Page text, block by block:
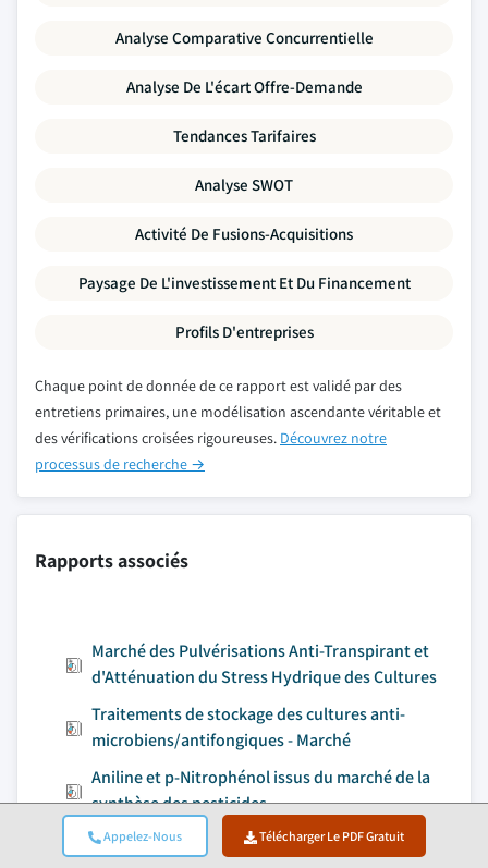
Appelez-Nous Télécharger Le PDF Gratuit
Analyse Comparative Concurrentielle
Analyse De L'écart Offre-Demande
Tendances Tarifaires
Analyse SWOT
Activité De Fusions-Acquisitions
Paysage De L'investissement Et Du Financement
Profils D'entreprises
Chaque point de donnée de ce rapport est validé par des
entretiens primaires, une modélisation ascendante véritable et
des vérifications croisées rigoureuses. Découvrez notre
processus de recherche →
Rapports associés
Marché des Pulvérisations Anti-Transpirant et
d'Atténuation du Stress Hydrique des Cultures
Traitements de stockage des cultures anti-
microbiens/antifongiques - Marché
Aniline et p-Nitrophénol issus du marché de la
synthèse des pesticides
Marché des engrais spécialisés